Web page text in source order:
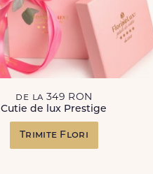
de la 349 RON
Cutie de lux Prestige
Trimite Flori